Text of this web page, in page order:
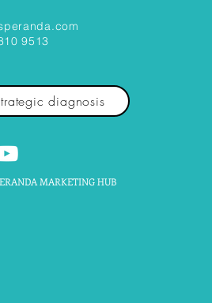
9513
diagnosis
MARKETING HUB